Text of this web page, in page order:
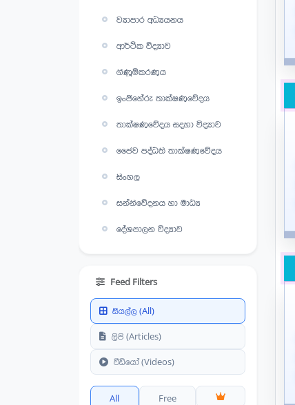
ව්‍යාපාර අධ්‍යයනය
ආර්ථික විද්‍යාව
ගිණුම්කරණය
ඉංජිනේරු තාක්ෂණවේදය
තාක්ෂණවේදය සදහා විද්‍යාව
ජෛව පද්ධති තාක්ෂණවේදය
සිංහල
සන්නිවේදනය හා මාධ්‍ය
දේශපාලන විද්‍යාව
ජීව විද්‍යාව
කෘෂි විද්‍යාව
භූගෝල විද්‍යාව
Feed Filters
සියල්ල (All)
ලිපි (Articles)
වීඩියෝ (Videos)
All Free